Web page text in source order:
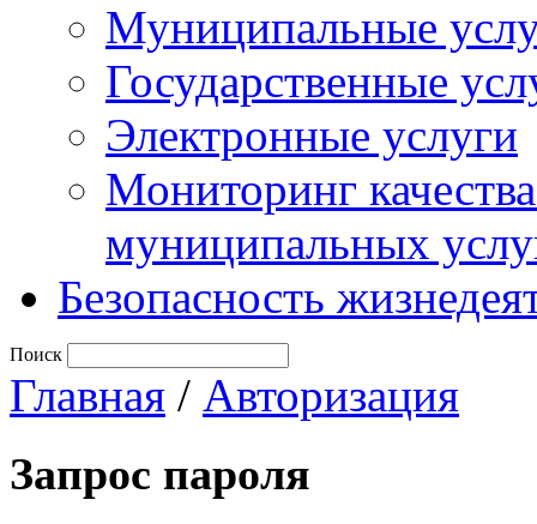
Муниципальные
Государственные
Электронные услуги
Мониторинг
муниципальных
Безопасность
Поиск
Главная / Авторизация
Запрос пароля